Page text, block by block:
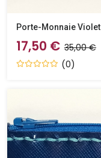
Porte-Monnaie Violet
17,50 € 35,00 €
(0)